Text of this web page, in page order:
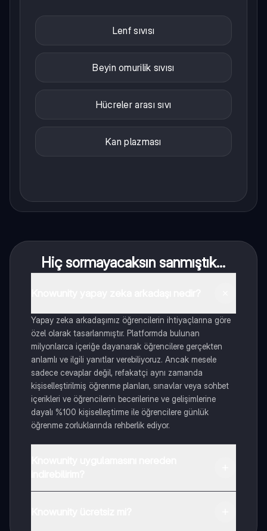
Lenf sıvısı
Beyin omurilik sıvısı
Hücreler arası sıvı
Kan plazması
Hiç sormayacaksın sanmıştık...
Yapay zeka arkadaşımız öğrencilerin ihtiyaçlarına göre
özel olarak tasarlanmıştır. Platformda bulunan
milyonlarca içeriğe dayanarak öğrencilere gerçekten
anlamlı ve ilgili yanıtlar verebiliyoruz. Ancak mesele
sadece cevaplar değil, refakatçi aynı zamanda
kişiselleştirilmiş öğrenme planları, sınavlar veya sohbet
içerikleri ve öğrencilerin becerilerine ve gelişimlerine
dayalı %100 kişiselleştirme ile öğrencilere günlük
öğrenme zorluklarında rehberlik ediyor.